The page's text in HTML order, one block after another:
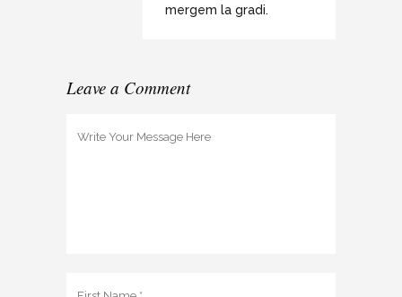
mergem la gradi.
Leave a Comment